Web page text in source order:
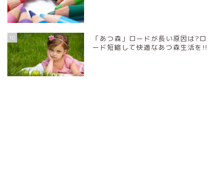
10
「あつ森」ロードが長い原因は?ロ
ード短縮して快適なあつ森生活を!!